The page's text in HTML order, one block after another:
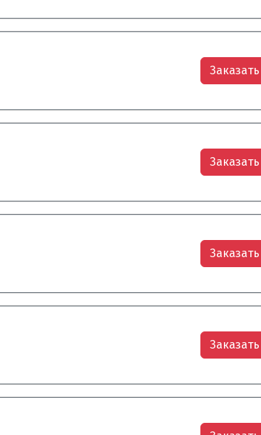
Заказать
Заказать
Заказать
Заказать